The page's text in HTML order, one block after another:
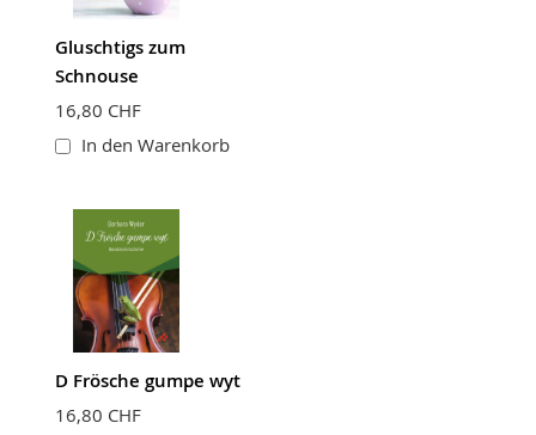
Gluschtigs zum
Schnouse
16,80 CHF
In den Warenkorb
D Frösche gumpe wyt
16,80 CHF